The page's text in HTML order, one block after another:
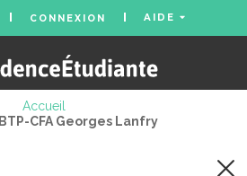
CONNEXION AIDE
Accueil
BTP-CFA Georges Lanfry